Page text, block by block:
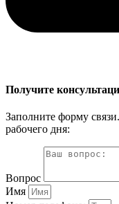
Получите
Заполните форму
рабочего дня:
Вопрос
Имя